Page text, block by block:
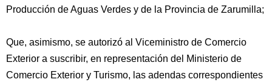
Producción de Aguas Verdes y de la Provincia de Zarumilla;
Que, asimismo, se autorizó al Viceministro de Comercio
Exterior a suscribir, en representación del Ministerio de
Comercio Exterior y Turismo, las adendas correspondientes